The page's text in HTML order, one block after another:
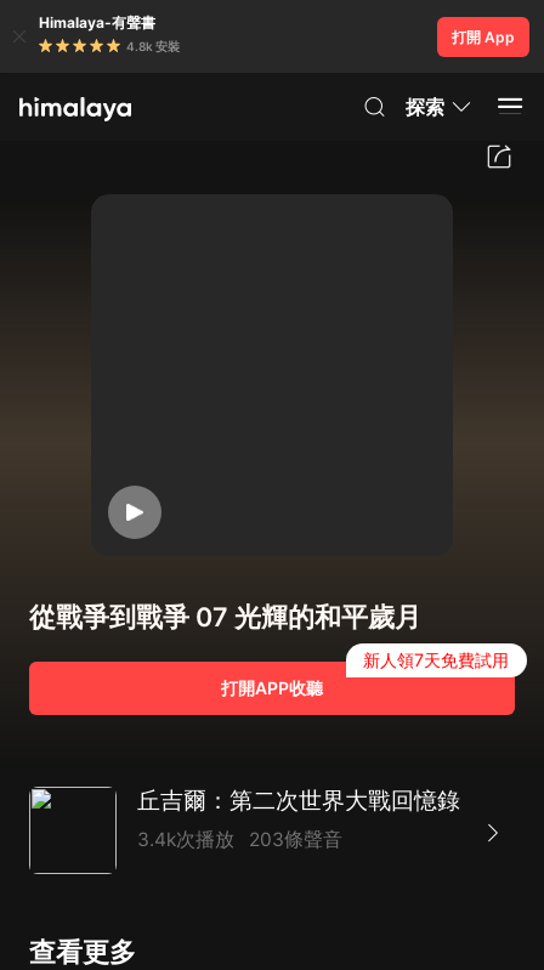
Himalaya-有聲書
4.8k 安裝
打開 App
探索
從戰爭到戰爭 07 光輝的和平歲月
打開APP收聽
新人領7天免費試用
丘吉爾：第二次世界大戰回憶錄
3.4k次播放 203條聲音
查看更多